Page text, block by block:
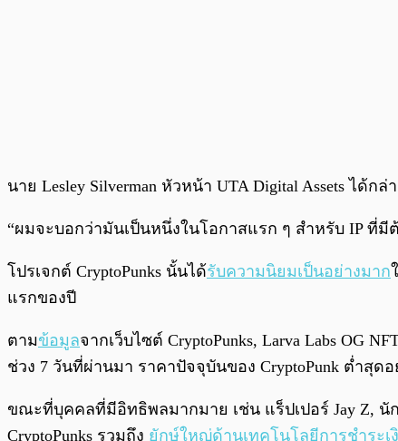
นาย Lesley Silverman หัวหน้า UTA Digital Assets ได้ก
“ผมจะบอกว่ามันเป็นหนึ่งในโอกาสแรก ๆ สำหรับ IP ที่มี
โปรเจกต์ CryptoPunks นั้นได้รับความนิยมเป็นอย่างมาก
แรกของปี
ตามข้อมูลจากเว็บไซต์ CryptoPunks, Larva Labs OG
ช่วง 7 วันที่ผ่านมา ราคาปัจจุบันของ CryptoPunk ต่ำสุด
ขณะที่บุคคลที่มีอิทธิพลมากมาย เช่น แร็ปเปอร์ Jay Z, นัก
CryptoPunks รวมถึง ยักษ์ใหญ่ด้านเทคโนโลยีการชำระเ